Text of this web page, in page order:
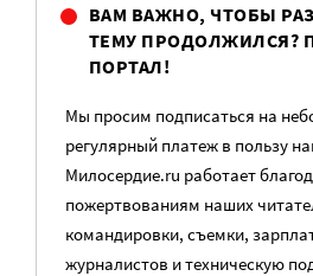
ВАМ ВАЖНО, ЧТОБЫ
ТЕМУ ПРОДОЛЖИЛСЯ?
ПОРТАЛ!
Мы просим подписаться на
регулярный платеж в пользу
Милосердие.ru работает
пожертвованиям наших
командировки, съемки,
журналистов и техническую